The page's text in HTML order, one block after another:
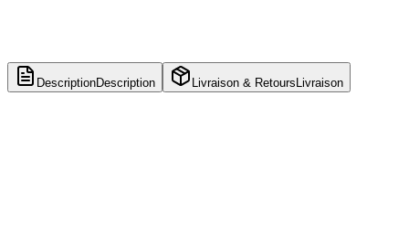
DescriptionDescription Livraison & Retours Livraison